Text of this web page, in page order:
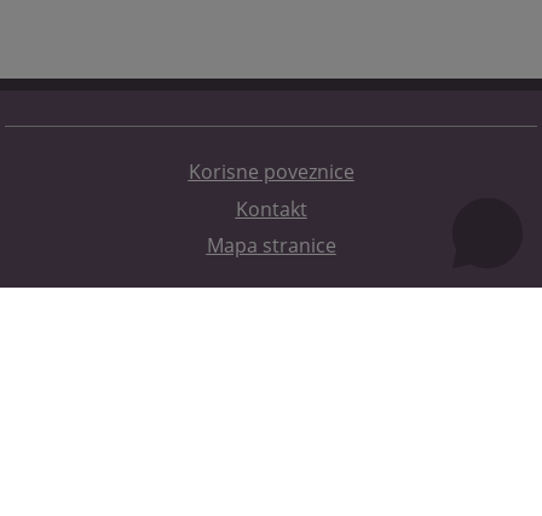
Korisne poveznice
Kontakt
Mapa stranice